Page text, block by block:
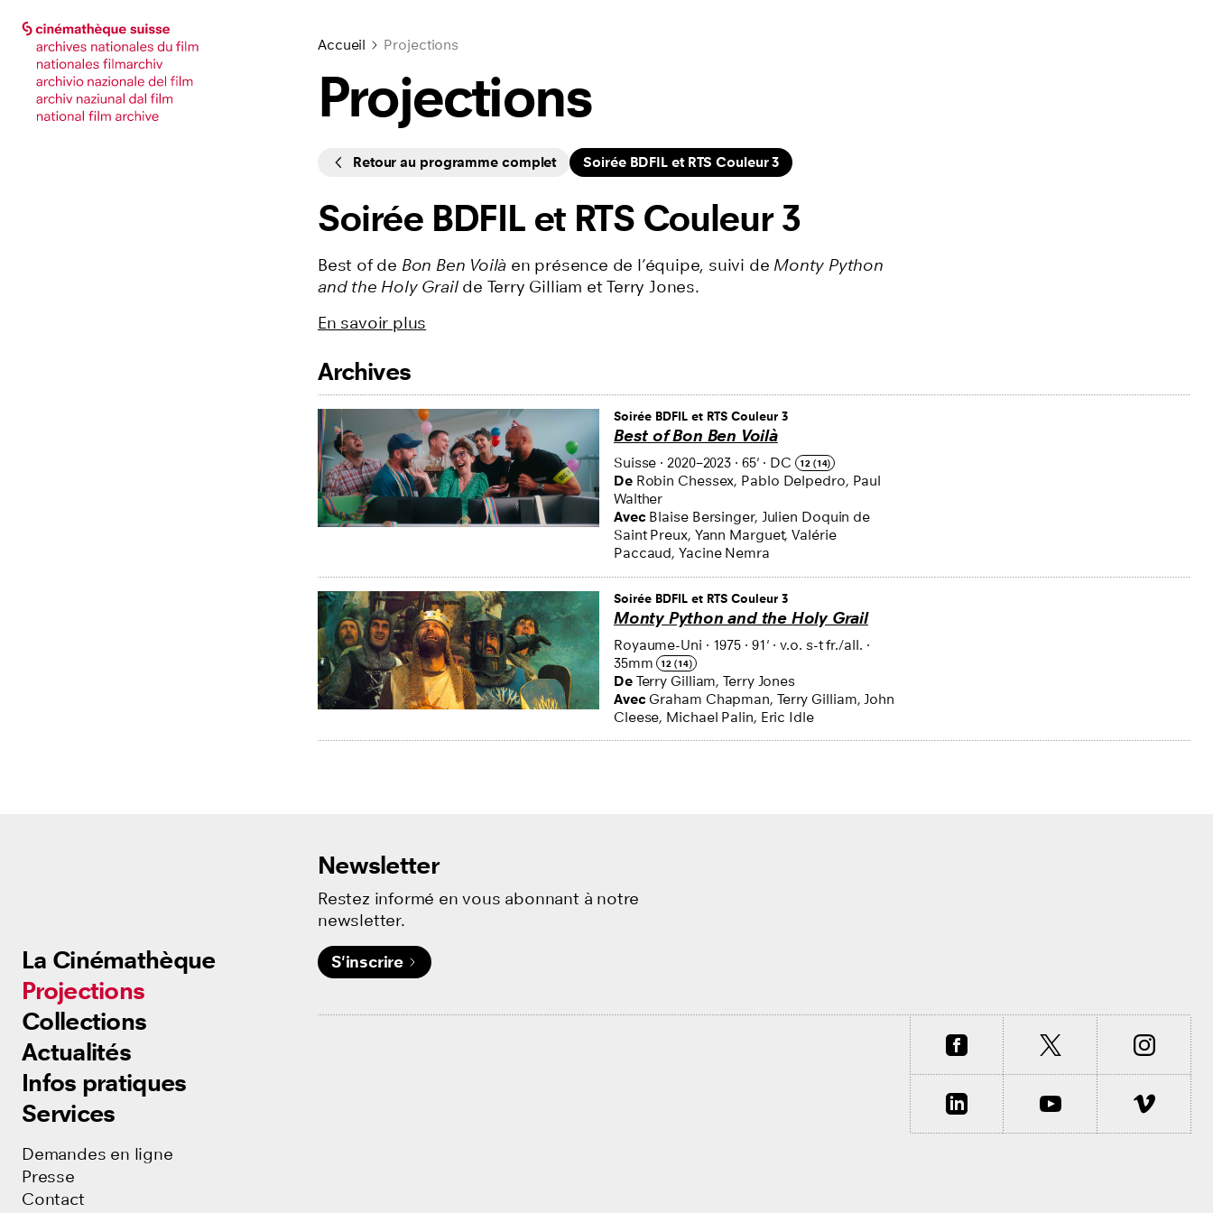
Accéder à la page principale
La Cinémathèque
Projections
Collections
Actualités
Infos pratiques
Services
Demandes en ligne
Presse
Contact
Accéder à la page principale
La Cinémathèque
Projections
Collections
Actualités
Infos pratiques
Services
Demandes en ligne
Presse
Contact
Accueil Projections
Projections
CyclesRetour au programme complet Soirée BDFIL et RTS Couleur 3
Soirée BDFIL et RTS Couleur 3
Best of de Bon Ben Voilà en présence de l’équipe, suivi de Monty Python
and the Holy Grailde Terry Gilliam et Terry Jones.
En savoir plus
Listing des films
Archives
Soirée BDFIL et RTS Couleur 3
Best of Bon Ben Voilà
Suisse ·2020–2023 · 65' · DC 12 (14)
De Robin Chessex, Pablo Delpedro, Paul
Walther
Avec Blaise Bersinger, Julien Doquin de
Saint Preux, Yann Marguet, Valérie
Paccaud, Yacine Nemra
Soirée BDFIL et RTS Couleur 3
Monty Python and the Holy Grail
Royaume-Uni · 1975 · 91' ·v.o. s-t fr./all. ·
35mm
12 (14)
De Terry Gilliam, Terry Jones
Avec Graham Chapman, Terry Gilliam, John
Cleese, Michael Palin, Eric Idle
Newsletter
Restez informé en vous abonnant à notre
newsletter.
S'inscrire